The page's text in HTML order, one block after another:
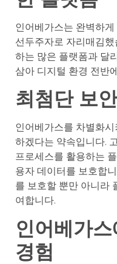
인어베가스는 완벽하게
선두주자로 자리매김
하는 많은 플랫폼과 달
삼아 디지털 환경 전반
최첨단 보
인어베가스를 차별화
하겠다는 약속입니다.
프로세스를 활용하는
용자 데이터를 보호합
를 보호할 뿐만 아니라
여합니다.
인어베가
경험